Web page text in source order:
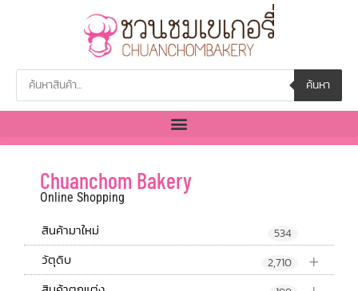
ค้นหา
Chuanchom Bakery
Online Shopping
สินค้ามาใหม่ 534
+
วัตุดิบ 2,710